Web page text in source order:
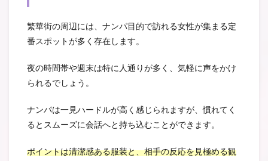
繁華街の周辺には、ナンパ目的で訪れる女性が集まる定
番スポットが多く存在します。
夜の時間帯や週末は特に人通りが多く、気軽に声をかけ
られるでしょう。
ナンパは一見ハードルが高く感じられますが、慣れてく
るとスムーズに会話へと持ち込むことができます。
ポイントは清潔感ある服装と、相手の反応を見極める観